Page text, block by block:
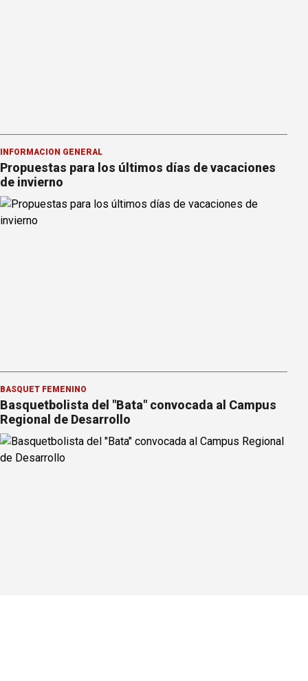
INFORMACION GENERAL
Propuestas para los últimos días de vacaciones
de invierno
BÁSQUET FEMENINO
Basquetbolista del "Bata" convocada al Campus
Regional de Desarrollo